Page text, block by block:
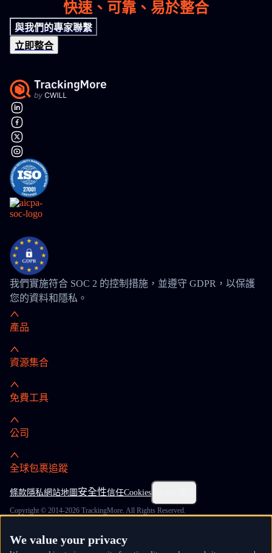
快速、可靠、易於整合
與我們的專家聯繫
立即整合
我們實施符合 SOC 2 的控制措施，並遵守 GDPR，以保護
您的資料和隱私。
產品
資源集合
免費工具
公司
全球包裹追蹤
條款隱私網站地圖 安全性信任Cookies
Copyright © 2014-2026 TrackingMore. All Rights Reserved.
We value your privacy